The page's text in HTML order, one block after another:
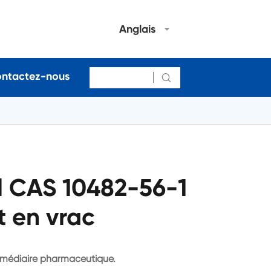
Anglais
nous 
10482-56-1
en vrac
pharmaceutique.